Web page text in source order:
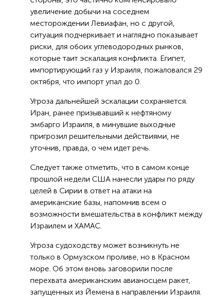
увеличение добычи на соседнем
месторождении Левиафан, но с другой,
ситуация подчеркивает и наглядно показывает
риски, для обоих углеводородных рынков,
которые таит эскалация конфликта. Египет,
импортирующий газ у Израиля, пожаловался 29
октября, что импорт упал до 0.
Угроза дальнейшей эскалации сохраняется.
Иран, ранее призывавший к нефтяному
эмбарго Израиля, в минувшие выходные
пригрозил решительными действиями, не
уточнив, правда, о чем идет речь.
Следует также отметить, что в самом конце
прошлой недели США нанесли удары по ряду
целей в Сирии в ответ на атаки на
американские базы, напомнив всем о
возможности вмешательства в конфликт между
Израилем и ХАМАС.
Угроза судоходству может возникнуть не
только в Ормузском проливе, но в Красном
море. Об этом вновь заговорили после
перехвата американским авианосцем ракет,
запущенных из Йемена в направлении Израиля.